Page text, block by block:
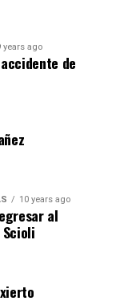
years ago
de
10 years ago
al